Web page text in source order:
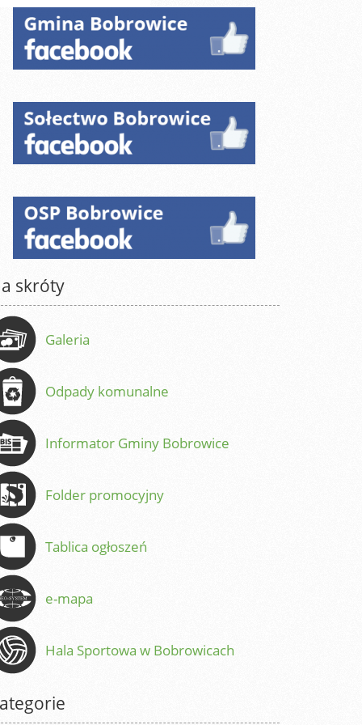
skróty
Galeria
Odpady komunalne
Informator Gminy Bobrowice
Folder promocyjny
Tablica ogłoszeń
e-mapa
Hala Sportowa w Bobrowicach